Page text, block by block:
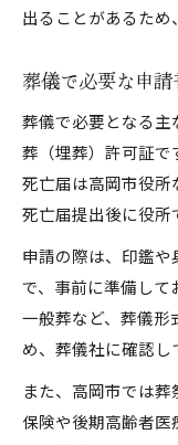
出ることがあるため
葬儀で必要な申
葬儀で必要となる
葬（埋葬）許可証で
死亡届は高岡市役所
死亡届提出後に役所
申請の際は、印鑑
で、事前に準備して
一般葬など、葬儀形
め、葬儀社に確認し
また、高岡市では
保険や後期高齢者